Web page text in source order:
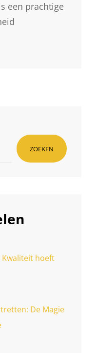
een prachtige
ZOEKEN
Kwaliteit hoeft
De Magie